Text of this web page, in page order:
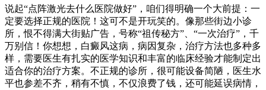
说起“点阵激光去什么医院做好”，咱们得明确一个大前提：一
定要选择正规的医院！这可不是开玩笑的。像那些街边小诊
所，恨不得满大街贴广告，号称“祖传秘方”、“一次治疗”，千
万别信！你想想，白癜风这病，病因复杂，治疗方法也多种多
样，需要医生有扎实的医学知识和丰富的临床经验才能制定出
适合你的治疗方案。不正规的诊所，很可能设备简陋，医生水
平也参差不齐，稍有不慎，不仅浪费了钱，还可能延误病情，